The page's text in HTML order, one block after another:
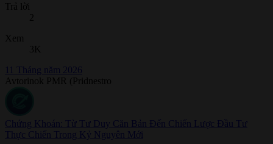
Trả lời
Xem
3K
11 Tháng năm 2026
Avtorinok PMR (Pridnestro
Chứng Khoán: Từ Tư Duy Căn Bản Đến Chiến Lược Đầu Tư
Thực Chiến Trong Kỷ Nguyên Mới